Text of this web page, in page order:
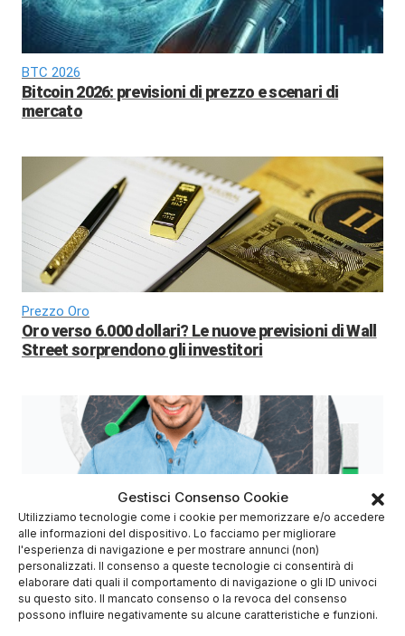
Gestisci Consenso Cookie
Utilizziamo tecnologie come i cookie per memorizzare e/o accedere
alle informazioni del dispositivo. Lo facciamo per migliorare
l'esperienza di navigazione e per mostrare annunci (non)
personalizzati. Il consenso a queste tecnologie ci consentirà di
elaborare dati quali il comportamento di navigazione o gli ID univoci
su questo sito. Il mancato consenso o la revoca del consenso
possono influire negativamente su alcune caratteristiche e funzioni.
BTC 2026
Bitcoin 2026: previsioni di prezzo e scenari di
mercato
Prezzo Oro
Oro verso 6.000 dollari? Le nuove previsioni di Wall
Street sorprendono gli investitori
Azioni Bance Europee
Azioni banche europee da mettere nel mirino nei
prossimi mesi